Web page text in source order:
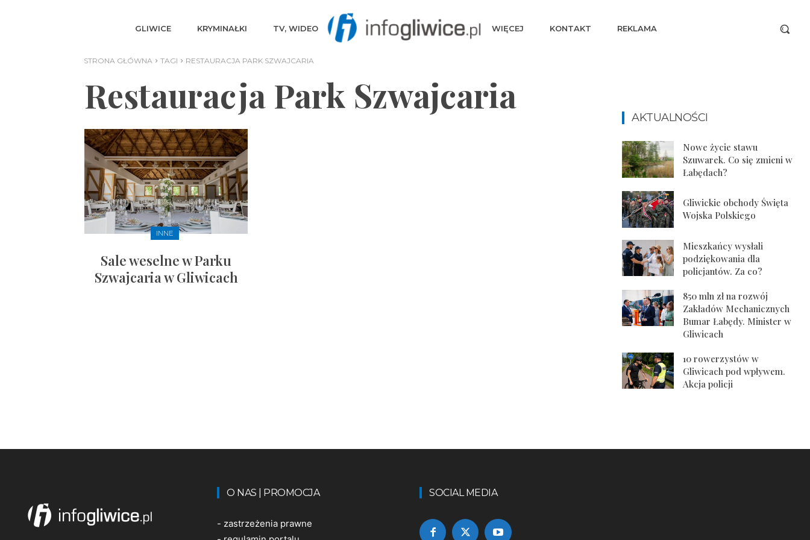
GLIWICE KRYMINAŁKI TV, WIDEO WIĘCEJ KONTAKT REKLAMA
STRONA GŁÓWNA TAGI RESTAURACJA PARK SZWAJCARIA
Restauracja Park Szwajcaria
INNE
Sale weselne w Parku
Szwajcaria w Gliwicach
AKTUALNOŚCI
Nowe życie stawu
Szuwarek. Co się zmieni w
Łabędach?
Gliwickie obchody Święta
Wojska Polskiego
Mieszkańcy wysłali
podziękowania dla
policjantów. Za co?
850 mln zł na rozwój
Zakładów Mechanicznych
Bumar Łabędy. Minister w
Gliwicach
10 rowerzystów w
Gliwicach pod wpływem.
Akcja policji
O NAS | PROMOCJA
- zastrzeżenia prawne
SOCIAL MEDIA